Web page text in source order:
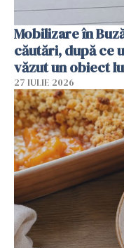
Mobilizare în
căutări, după ce
văzut un obiect
27 IULIE 2026